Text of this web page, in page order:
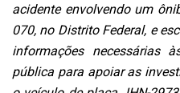
acidente envolvendo um
070, no Distrito Federal, e
informações necessárias
pública para apoiar as